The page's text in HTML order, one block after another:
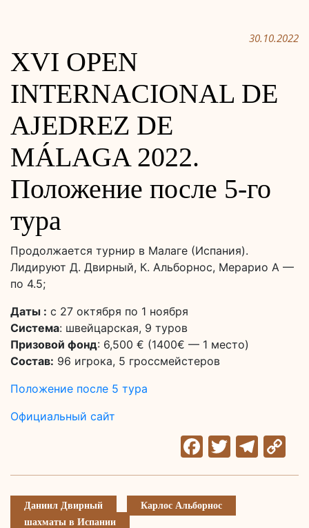
30.10.2022
XVI OPEN
INTERNACIONAL DE
AJEDREZ DE
MÁLAGA 2022.
Положение после 5-го
тура
Продолжается турнир в Малаге (Испания).
Лидируют Д. Двирный, К. Альборнос, Мерарио А —
по 4.5;
Даты : с 27 октября по 1 ноября
Система: швейцарская, 9 туров
Призовой фонд: 6,500 € (1400€ — 1 место)
Состав: 96 игрока, 5 гроссмейстеров
Положение после 5 тура
Официальный сайт
Facebook
Twitter
Даниил Двирный
Карлос Альборнос
шахматы в Испании